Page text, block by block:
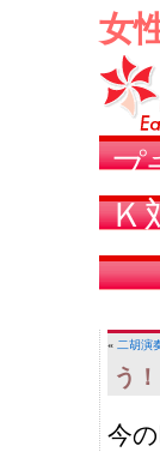
女
プ
Ｋ
« 二胡演
う！
今